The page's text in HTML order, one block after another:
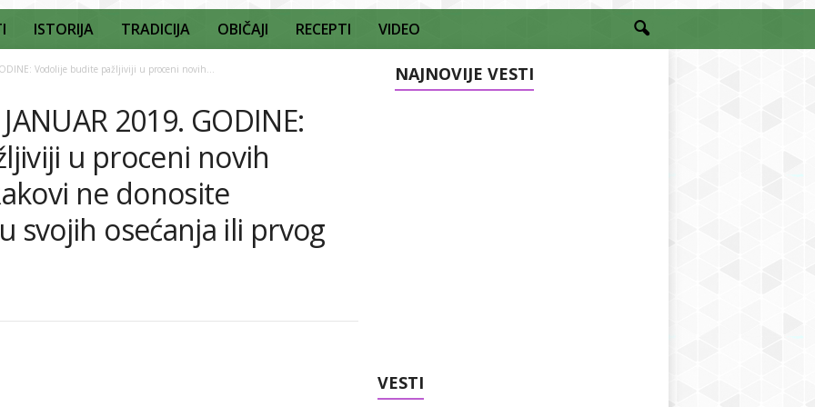
ISTORIJA TRADICIJA OBIČAJI RECEPTI VIDEO
Vodolije budite pažljiviji u proceni novih...
2019. GODINE:
u proceni novih
ne donosite
svojih osećanja ili prvog
NAJNOVIJE VESTI
VESTI